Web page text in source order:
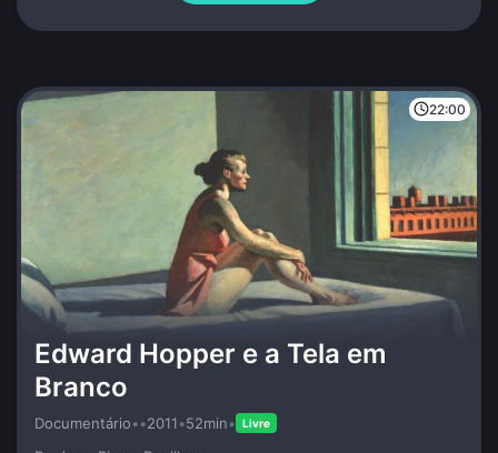
22:00
Edward Hopper e a Tela em
Branco
Documentário••2011•52min• Livre